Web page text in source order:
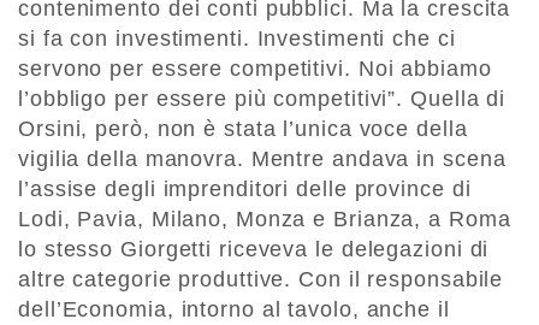
contenimento dei conti pubblici. Ma la crescita
si fa con investimenti. Investimenti che ci
servono per essere competitivi. Noi abbiamo
l’obbligo per essere più competitivi”. Quella di
Orsini, però, non è stata l’unica voce della
vigilia della manovra. Mentre andava in scena
l’assise degli imprenditori delle province di
Lodi, Pavia, Milano, Monza e Brianza, a Roma
lo stesso Giorgetti riceveva le delegazioni di
altre categorie produttive. Con il responsabile
dell’Economia, intorno al tavolo, anche il